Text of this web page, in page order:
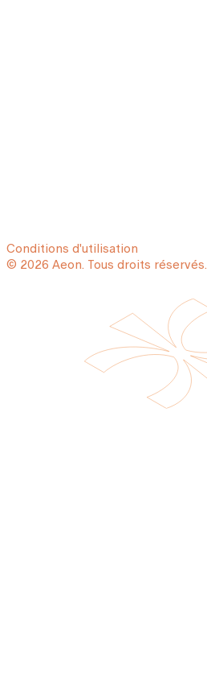
Conditions d'utilisation
© 2026 Aeon. Tous droits réservés.